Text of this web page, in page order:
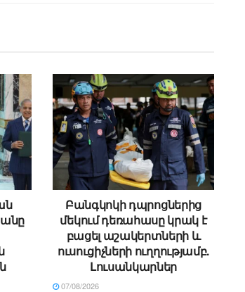
Բանգկոկի դպրոցներից
մեկում դեռահասը կրակ է
բացել աշակերտների և
ուսուցիչների ուղղությամբ.
Լուսանկարներ
07/08/2026